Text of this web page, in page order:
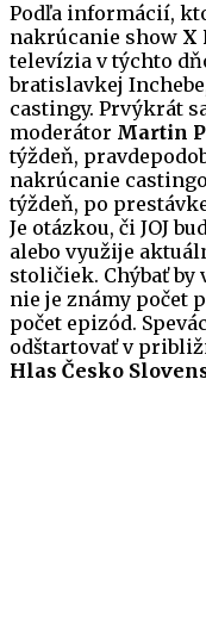
Podľa informácií,
nakrúcanie show X
televízia v týchto
bratislavkej
castingy. Prvýkrát
moderátor Martin
týždeň,
nakrúcanie
týždeň, po
Je otázkou, či JOJ
alebo využije
stoličiek. Chýbať by
nie je známy počet
počet epizód.
odštartovať v
Hlas Česko